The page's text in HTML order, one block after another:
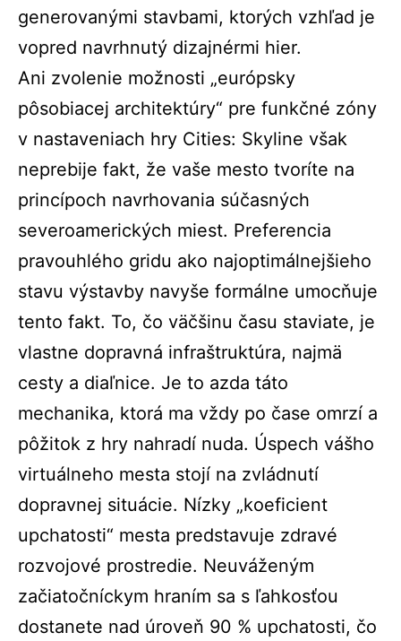
generovanými stavbami, ktorých vzhľad je
vopred navrhnutý dizajnérmi hier.
Ani zvolenie možnosti „európsky
pôsobiacej architektúry“ pre funkčné zóny
v nastaveniach hry Cities: Skyline však
neprebije fakt, že vaše mesto tvoríte na
princípoch navrhovania súčasných
severoamerických miest. Preferencia
pravouhlého gridu ako najoptimálnejšieho
stavu výstavby navyše formálne umocňuje
tento fakt. To, čo väčšinu času staviate, je
vlastne dopravná infraštruktúra, najmä
cesty a diaľnice. Je to azda táto
mechanika, ktorá ma vždy po čase omrzí a
pôžitok z hry nahradí nuda. Úspech vášho
virtuálneho mesta stojí na zvládnutí
dopravnej situácie. Nízky „koeficient
upchatosti“ mesta predstavuje zdravé
rozvojové prostredie. Neuváženým
začiatočníckym hraním sa s ľahkosťou
dostanete nad úroveň 90 % upchatosti, čo